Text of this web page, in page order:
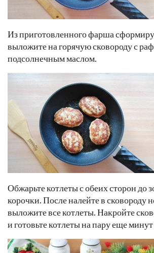
Из приготовленного фарша
выложите на горячую сковороду с
подсолнечным маслом.
Обжарьте котлеты с обеих сторон до
корочки. После налейте в сковороду
выложите все котлеты. Накройте
и готовьте котлеты на пару еще